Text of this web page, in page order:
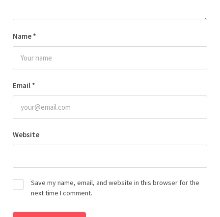
Name *
Email *
Website
Save my name, email, and website in this browser for the
next time I comment.